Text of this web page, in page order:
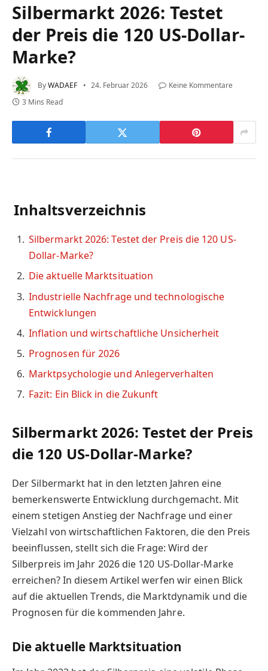
Silbermarkt 2026: Testet
der Preis die 120 US-Dollar-
Marke?
ByWADAEF 24. Februar 2026
Keine Kommentare
3 Mins Read
Inhaltsverzeichnis
Silbermarkt 2026: Testet der Preis die 120 US-
Dollar-Marke?
Die aktuelle Marktsituation
Industrielle Nachfrage und technologische
Entwicklungen
Inflation und wirtschaftliche Unsicherheit
Prognosen für 2026
Marktpsychologie und Anlegerverhalten
Fazit: Ein Blick in die Zukunft
Silbermarkt 2026: Testet der Preis
die 120 US-Dollar-Marke?
Der Silbermarkt hat in den letzten Jahren eine
bemerkenswerte Entwicklung durchgemacht. Mit
einem stetigen Anstieg der Nachfrage und einer
Vielzahl von wirtschaftlichen Faktoren, die den Preis
beeinflussen, stellt sich die Frage: Wird der
Silberpreis im Jahr 2026 die 120 US-Dollar-Marke
erreichen? In diesem Artikel werfen wir einen Blick
auf die aktuellen Trends, die Marktdynamik und die
Prognosen für die kommenden Jahre.
Die aktuelle Marktsituation